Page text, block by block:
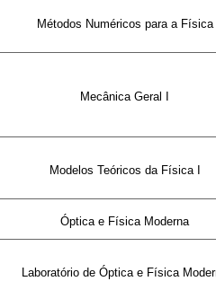
Métodos Numéricos para a Física
Mecânica Geral I
Modelos Teóricos da Física I
Óptica e Física Moderna
Laboratório de Óptica e Física